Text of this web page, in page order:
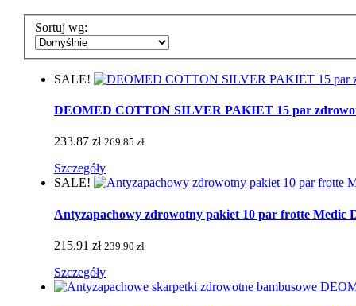
Sortuj wg:
SALE!
DEOMED COTTON SILVER PAKIET 15 par
233.87 zł 269.85 zł
Szczegóły
SALE!
Antyzapachowy zdrowotny pakiet 10 par frotte Medic
215.91 zł 239.90 zł
Szczegóły